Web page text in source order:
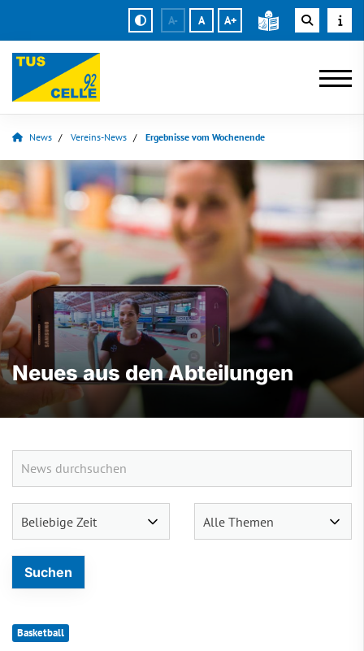
A- A A+
News Vereins-News Ergebnisse vom Wochenende
Neues aus den Abteilungen
Basketball